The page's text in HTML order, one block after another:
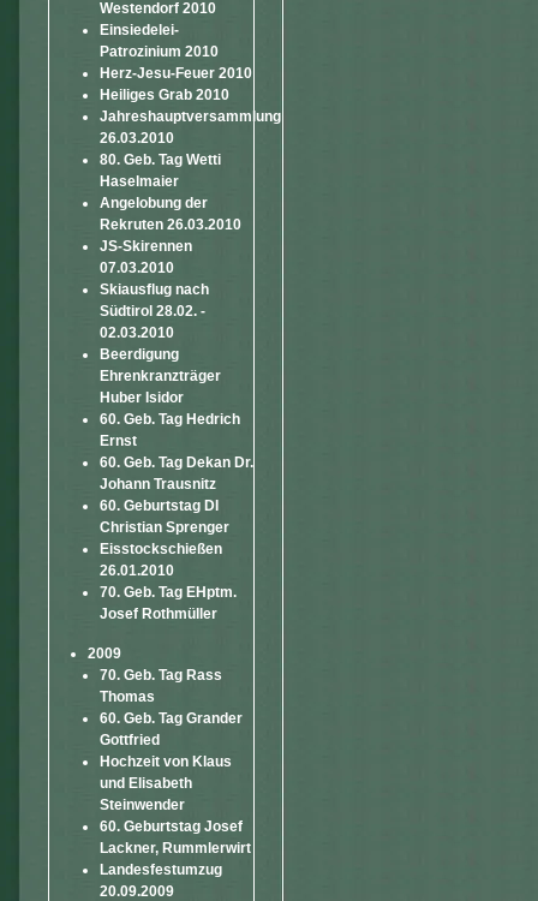
Westendorf 2010
Einsiedelei-
Patrozinium 2010
Herz-Jesu-Feuer 2010
Heiliges Grab 2010
Jahreshauptversammlung
26.03.2010
80. Geb. Tag Wetti
Haselmaier
Angelobung der
Rekruten 26.03.2010
JS-Skirennen
07.03.2010
Skiausflug nach
Südtirol 28.02. -
02.03.2010
Beerdigung
Ehrenkranzträger
Huber Isidor
60. Geb. Tag Hedrich
Ernst
60. Geb. Tag Dekan Dr.
Johann Trausnitz
60. Geburtstag DI
Christian Sprenger
Eisstockschießen
26.01.2010
70. Geb. Tag EHptm.
Josef Rothmüller
2009
70. Geb. Tag Rass
Thomas
60. Geb. Tag Grander
Gottfried
Hochzeit von Klaus
und Elisabeth
Steinwender
60. Geburtstag Josef
Lackner, Rummlerwirt
Landesfestumzug
20.09.2009